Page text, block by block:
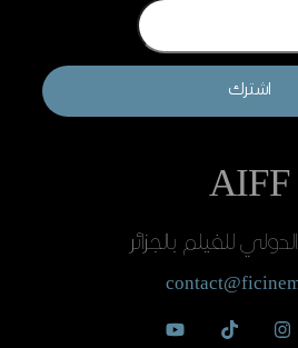
اشترك
AIFF
للفيلم بالجزائر